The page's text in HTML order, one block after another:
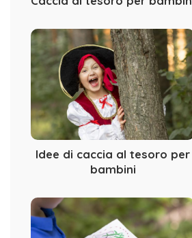
Idee di caccia al tesoro per
bambini